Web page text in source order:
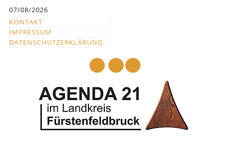
springen
07/08/2026
KONTAKT
IMPRESSUM
DATENSCHUTZERKLÄRUNG